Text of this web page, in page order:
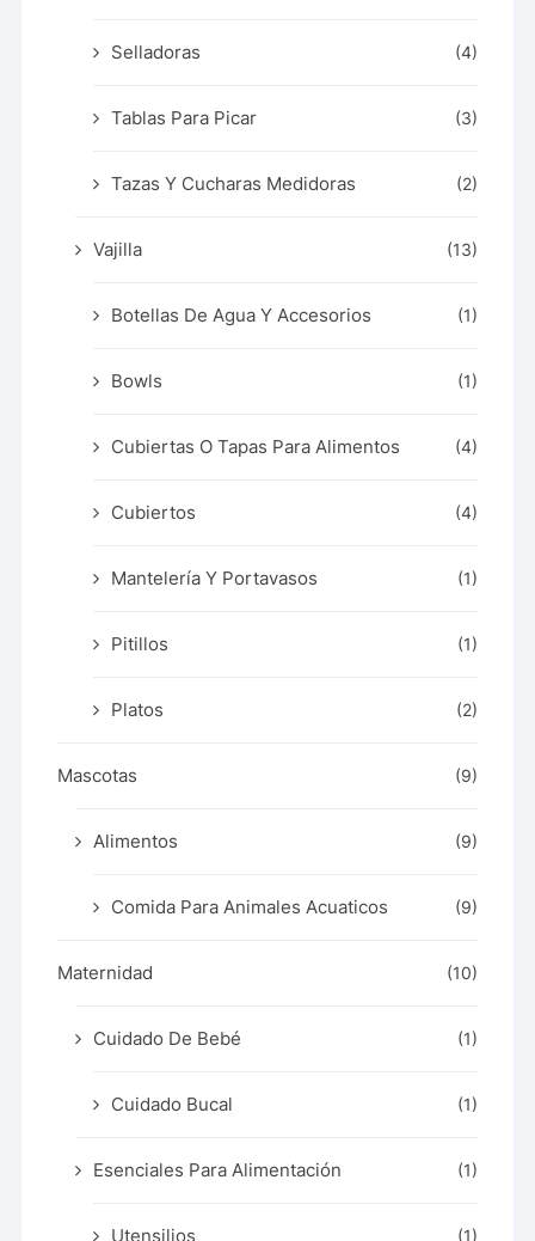
Selladoras (4)
Tablas Para Picar (3)
Tazas Y Cucharas Medidoras (2)
Vajilla (13)
Botellas De Agua Y Accesorios (1)
Bowls (1)
Cubiertas O Tapas Para Alimentos (4)
Cubiertos (4)
Mantelería Y Portavasos (1)
Pitillos (1)
Platos (2)
Mascotas (9)
Alimentos (9)
Comida Para Animales Acuaticos (9)
Maternidad (10)
Cuidado De Bebé (1)
Cuidado Bucal (1)
Esenciales Para Alimentación (1)
Utensilios (1)